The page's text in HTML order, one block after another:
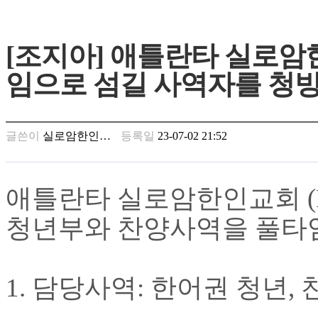
남
찾
기
은
링
크
주
minky
합
장
안
[조지아] 애틀란타 실로암
임으로 섬길 사역자를 청
글쓴이 실로암한인… 등록일 23-07-02 21:52
애틀란타 실로암한인교회
청년부와 찬양사역을 풀
1. 담당사역: 한어권 청년,